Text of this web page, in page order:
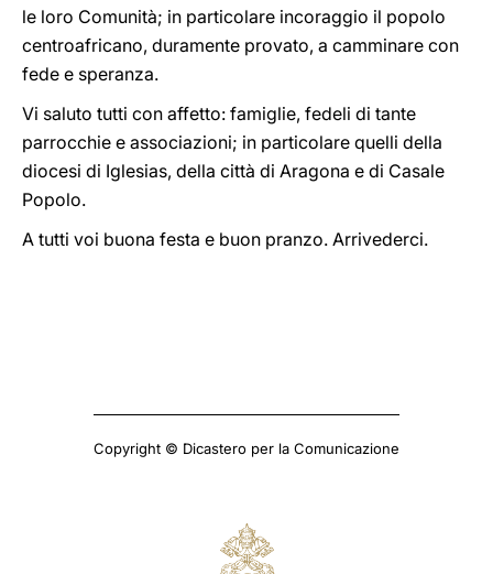
le loro Comunità; in particolare incoraggio il popolo
centroafricano, duramente provato, a camminare con
fede e speranza.
Vi saluto tutti con affetto: famiglie, fedeli di tante
parrocchie e associazioni; in particolare quelli della
diocesi di Iglesias, della città di Aragona e di Casale
Popolo.
A tutti voi buona festa e buon pranzo. Arrivederci.
Copyright © Dicastero per la Comunicazione